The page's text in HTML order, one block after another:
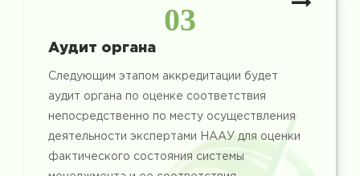
03
Аудит органа
Следующим этапом аккредитации будет
аудит органа по оценке соответствия
непосредственно по месту осуществления
деятельности экспертами НААУ для оценки
фактического состояния системы